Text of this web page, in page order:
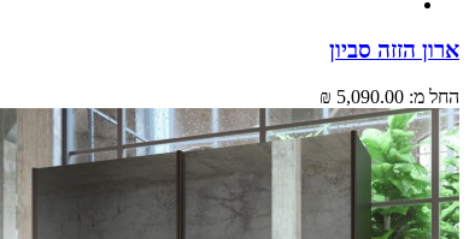
ארון הזזה סביון
החל מ: 5,090.00 ₪